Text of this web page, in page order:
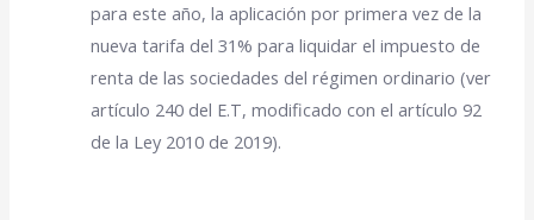
para este año, la aplicación por primera vez de la
nueva tarifa del 31% para liquidar el impuesto de
renta de las sociedades del régimen ordinario (ver
artículo 240 del E.T, modificado con el artículo 92
de la Ley 2010 de 2019).